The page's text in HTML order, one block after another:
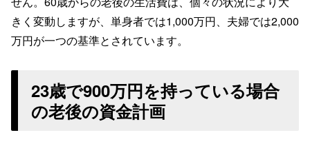
きく変動しますが、単身者では1,000万円、夫婦では2,000
万円が一つの基準とされています。
23歳で900万円を持っている場合
の老後の資金計画